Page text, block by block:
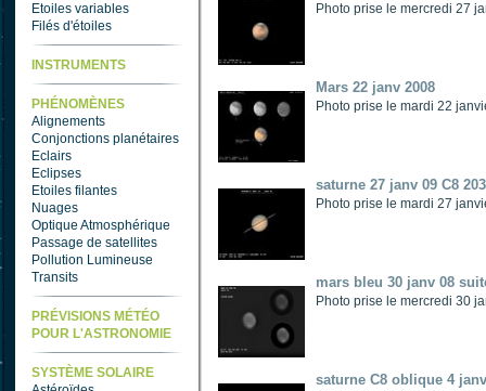
Etoiles variables
Filés d'étoiles
INSTRUMENTS
PHÉNOMÈNES
Alignements
Conjonctions planétaires
Eclairs
Eclipses
Etoiles filantes
Nuages
Optique Atmosphérique
Passage de satellites
Pollution Lumineuse
Transits
PRÉVISIONS MÉTÉO
POUR L'ASTRONOMIE
SYSTÈME SOLAIRE
Photo prise le mercredi 27
Mars 22 janv 2008
Photo prise le mardi 22
saturne 27 janv 09 C8
Photo prise le mardi 27
mars bleu 30 janv 08
Photo prise le mercredi 30
saturne C8 oblique 4